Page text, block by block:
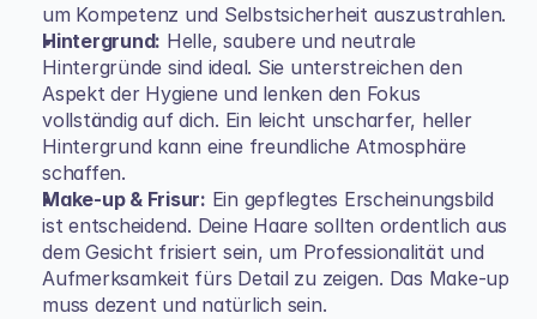
um Kompetenz und Selbstsicherheit auszustrahlen.
Hintergrund: Helle, saubere und neutrale
Hintergründe sind ideal. Sie unterstreichen den
Aspekt der Hygiene und lenken den Fokus
vollständig auf dich. Ein leicht unscharfer, heller
Hintergrund kann eine freundliche Atmosphäre
schaffen.
Make-up & Frisur: Ein gepflegtes Erscheinungsbild
ist entscheidend. Deine Haare sollten ordentlich aus
dem Gesicht frisiert sein, um Professionalität und
Aufmerksamkeit fürs Detail zu zeigen. Das Make-up
muss dezent und natürlich sein.